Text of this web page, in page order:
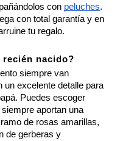
con peluches.
con total garantía y en
tu regalo.
recién nacido?
siempre van
excelente detalle para
Puedes escoger
aportan una
de rosas amarillas,
de gerberas y